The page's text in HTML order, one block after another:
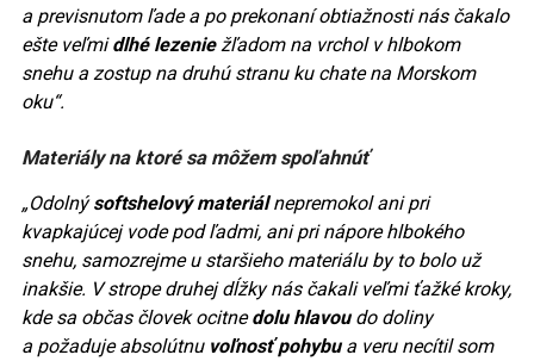
a previsnutom ľade a po prekonaní obtiažnosti nás čakalo
ešte veľmidlhé lezeniežľadom na vrchol v hlbokom
snehu a zostup na druhú stranu ku chate na Morskom
oku“.
Materiály na ktoré sa môžem spoľahnúť
„Odolnýsoftshelový materiálnepremokol ani pri
kvapkajúcej vode pod ľadmi, ani pri nápore hlbokého
snehu, samozrejme u staršieho materiálu by to bolo už
inakšie. V strope druhej dĺžky nás čakali veľmi ťažké kroky,
kde sa občas človek ocitnedolu hlavoudo doliny
a požaduje absolútnu voľnosť pohybua veru necítil som